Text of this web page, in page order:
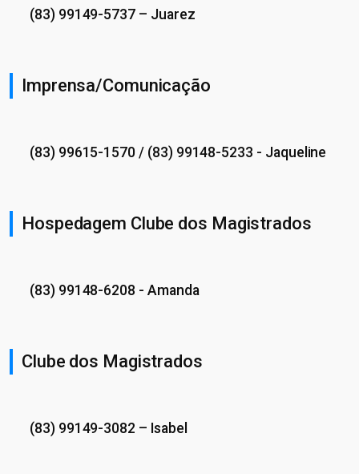
(83) 99149-5737 – Juarez
Imprensa/Comunicação
(83) 99615-1570 / (83) 99148-5233 - Jaqueline
Hospedagem Clube dos Magistrados
(83) 99148-6208 - Amanda
Clube dos Magistrados
(83) 99149-3082 – Isabel